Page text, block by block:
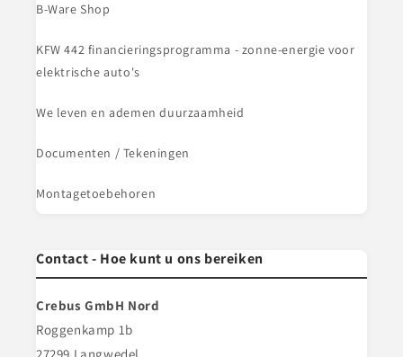
B-Ware Shop
KFW 442 financieringsprogramma - zonne-energie voor
elektrische auto's
We leven en ademen duurzaamheid
Documenten / Tekeningen
Montagetoebehoren
Contact - Hoe kunt u ons bereiken
Crebus GmbH Nord
Roggenkamp 1b